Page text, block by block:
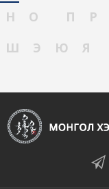
Н
О П Р
Ш
Э Ю Я